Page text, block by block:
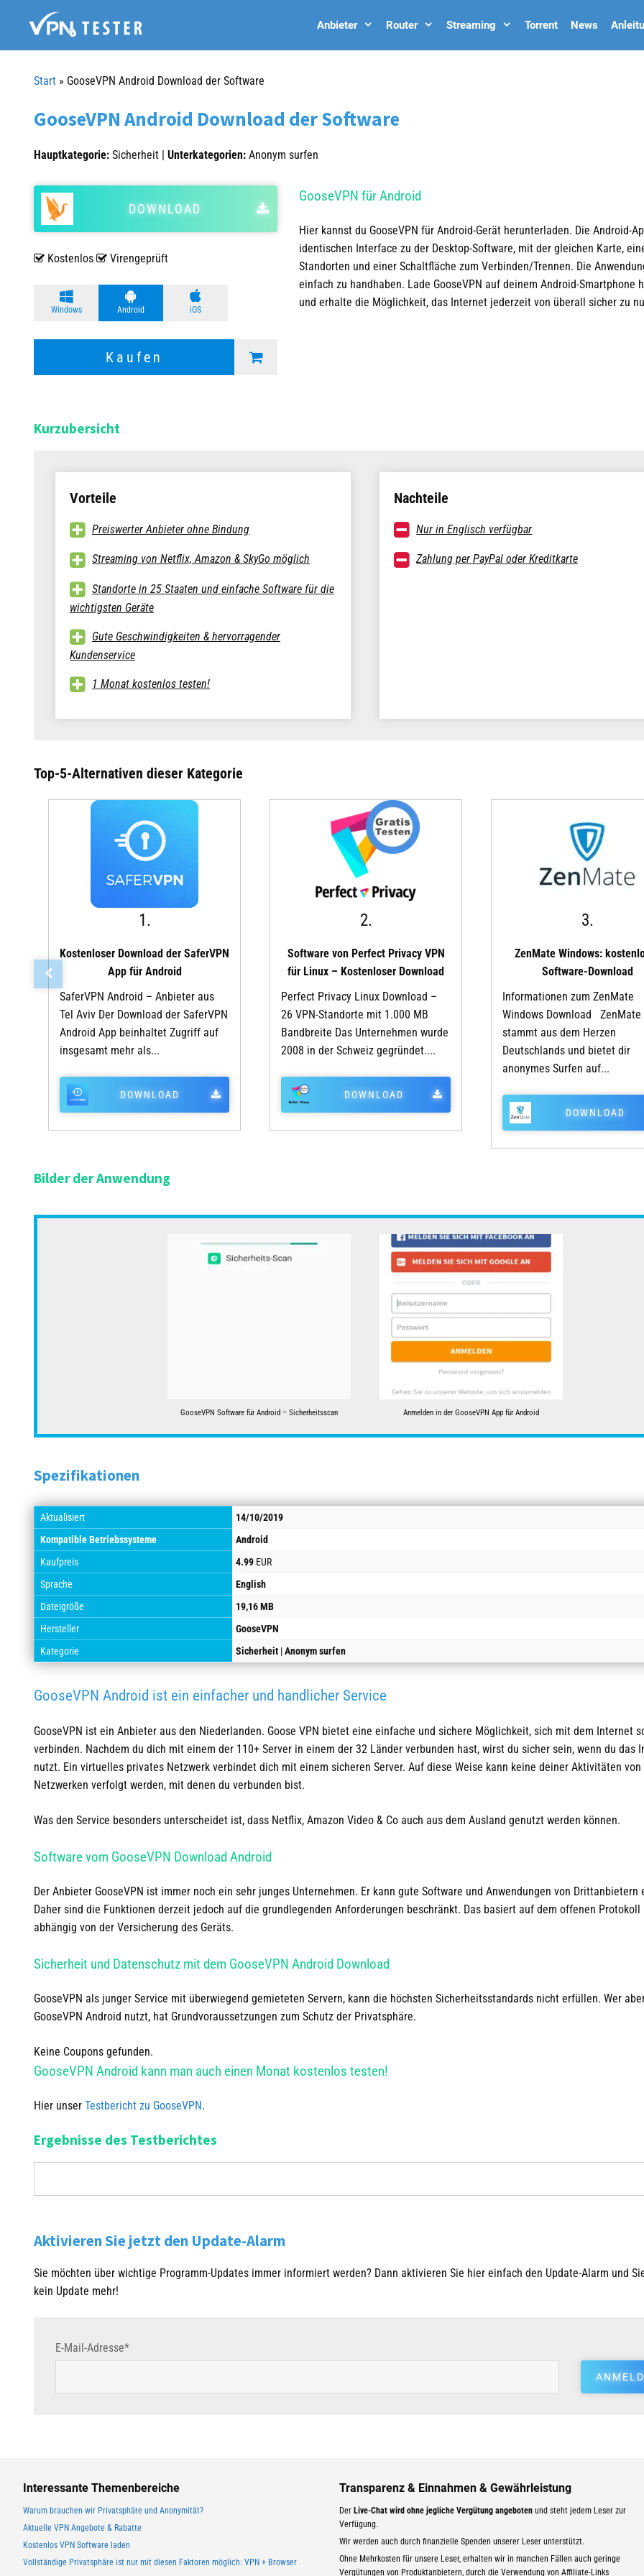
Anbieter Router Streaming Torrent News
Start » GooseVPN Android Download der Software
GooseVPN Android Download der Software
Hauptkategorie: Sicherheit | Unterkategorien: Anonym surfen
DOWNLOAD
Kostenlos Virengeprüft
Windows Android iOS
Kaufen
GooseVPN für Android
Hier kannst du GooseVPN für Android-Gerät herunterladen. Die Android-
identischen Interface zu der Desktop-Software, mit der gleichen Karte,
Standorten und einer Schaltfläche zum Verbinden/Trennen. Die
einfach zu handhaben. Lade GooseVPN auf deinem Android-Smartphone
und erhalte die Möglichkeit, das Internet jederzeit von überall sicher zu
Kurzubersicht
Vorteile
Preiswerter Anbieter ohne Bindung
Streaming von Netflix, Amazon & SkyGo möglich
Standorte in 25 Staaten und einfache Software für die
wichtigsten Geräte
Gute Geschwindigkeiten & hervorragender
Kundenservice
1 Monat kostenlos testen!
Nachteile
Nur in Englisch verfügbar
Zahlung per PayPal oder Kreditkarte
Top-5-Alternativen dieser Kategorie
1.
Kostenloser Download der SaferVPN
App für Android
SaferVPN Android – Anbieter aus
Tel Aviv Der Download der SaferVPN
Android App beinhaltet Zugriff auf
insgesamt mehr als...
DOWNLOAD
2.
Software von Perfect Privacy VPN
für Linux – Kostenloser Download
Perfect Privacy Linux Download –
26 VPN-Standorte mit 1.000 MB
Bandbreite Das Unternehmen wurde
2008 in der Schweiz gegründet....
DOWNLOAD
3.
ZenMate Windows:
Software-Download
Informationen zum ZenMate
Windows Download ZenMate
stammt aus dem Herzen
Deutschlands und bietet dir
anonymes Surfen auf...
DOWNLOAD
Bilder der Anwendung
GooseVPN Software für Android – Sicherheitsscan Anmelden in der GooseVPN App für Android
Spezifikationen
Aktualisiert
14/10/2019
Kompatible Betriebssysteme
Android
Kaufpreis
4.99 EUR
Sprache
English
Dateigröße
19,16 MB
Hersteller
GooseVPN
Kategorie
Sicherheit |Anonym surfen
GooseVPN Android ist ein einfacher und handlicher Service
GooseVPN ist ein Anbieter aus den Niederlanden. Goose VPN bietet eine einfache und sichere Möglichkeit, sich mit dem Internet
verbinden. Nachdem du dich mit einem der 110+ Server in einem der 32 Länder verbunden hast, wirst du sicher sein, wenn du das
nutzt. Ein virtuelles privates Netzwerk verbindet dich mit einem sicheren Server. Auf diese Weise kann keine deiner Aktivitäten von
Netzwerken verfolgt werden, mit denen du verbunden bist.
Was den Service besonders unterscheidet ist, dass Netflix, Amazon Video & Co auch aus dem Ausland genutzt werden können.
Software vom GooseVPN Download Android
Der Anbieter GooseVPN ist immer noch ein sehr junges Unternehmen. Er kann gute Software und Anwendungen von Drittanbietern
Daher sind die Funktionen derzeit jedoch auf die grundlegenden Anforderungen beschränkt. Das basiert auf dem offenen Protokoll
abhängig von der Versicherung des Geräts.
Sicherheit und Datenschutz mit dem GooseVPN Android Download
GooseVPN als junger Service mit überwiegend gemieteten Servern, kann die höchsten Sicherheitsstandards nicht erfüllen. Wer
GooseVPN Android nutzt, hat Grundvoraussetzungen zum Schutz der Privatsphäre.
Keine Coupons gefunden.
GooseVPN Android kann man auch einen Monat kostenlos testen!
Hier unser Testbericht zu GooseVPN.
Ergebnisse des Testberichtes
Aktivieren Sie jetzt den Update-Alarm
Sie möchten über wichtige Programm-Updates immer informiert werden? Dann aktivieren Sie hier einfach den Update-Alarm und
kein Update mehr!
E-Mail-Adresse*
Interessante Themenbereiche
Warum brauchen wir Privatsphäre und Anonymität?
Aktuelle VPN Angebote & Rabatte
Kostenlos VPN Software laden
Vollständige Privatsphäre ist nur mit diesen Faktoren möglich: VPN + Browser
Transparenz & Einnahmen & Gewährleistung
Der Live-Chat wird ohne jegliche Vergütung angebotenund steht jedem Leser zur
Verfügung.
Wir werden auch durch finanzielle Spenden unserer Leser unterstützt.
Ohne Mehrkosten für unsere Leser, erhalten wir in manchen Fällen auch geringe
Vergütungen von Produktanbietern, durch die Verwendung von Affiliate-Links